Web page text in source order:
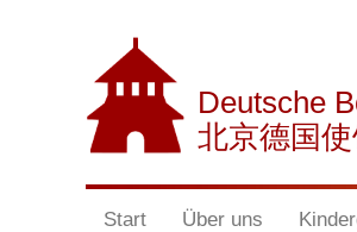
Deutsche
北京德国
Start Über uns